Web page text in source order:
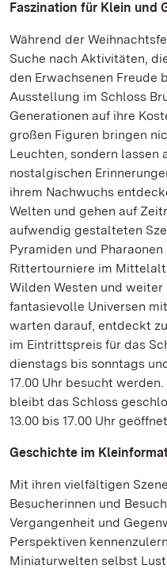
Faszination für Klein und
Während der
Suche nach Aktivitäten,
den Erwachsenen Freude
Ausstellung im Schloss
Generationen auf ihre
großen Figuren bringen
Leuchten, sondern lassen
nostalgischen
ihrem Nachwuchs
Welten und gehen auf
aufwendig gestalteten
Pyramiden und
Rittertourniere im
Wilden Westen und
fantasievolle Universen
warten darauf, entdeckt
im Eintrittspreis für das
dienstags bis sonntags
17.00 Uhr besucht
bleibt das Schloss
13.00 bis 17.00 Uhr
Geschichte im
Mit ihren vielfältigen
Besucherinnen und
Vergangenheit und
Perspektiven
Miniaturwelten selbst